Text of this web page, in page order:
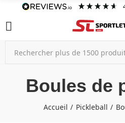
Boules de
Accueil Pickleball